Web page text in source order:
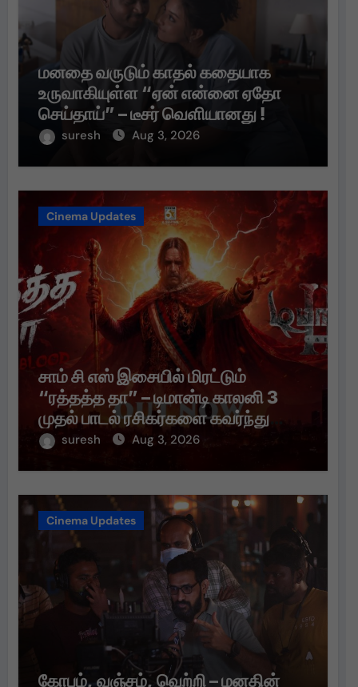
மனதை வருடும் காதல் கதையாக
உருவாகியுள்ள “ஏன் என்னை ஏதோ
செய்தாய்” – டீசர் வெளியானது !
suresh Aug 3, 2026
Cinema Updates
சாம் சி எஸ் இசையில் மிரட்டும்
“ரத்தத்த தா” – டிமான்டி காலனி 3
முதல் பாடல் ரசிகர்களை கவர்ந்து
வருகிறது!
suresh Aug 3, 2026
Cinema Updates
கோபம், வஞ்சம், வெற்றி – மனதின்